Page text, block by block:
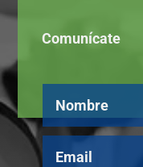
Comunícate